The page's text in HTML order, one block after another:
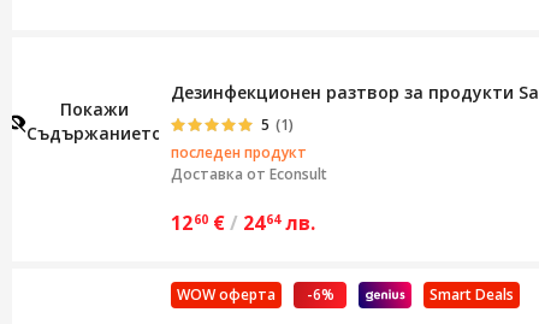
Покажи
Съдържанието
Дезинфекционен разтвор за продукти
5 (1)
последен продукт
Доставка от Econsult
1260 €/ 2464 лв.
Smart Deals
-6%
WOW оферта